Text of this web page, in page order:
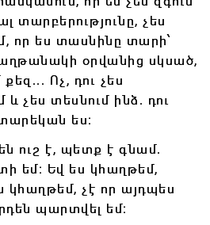
տարբերությունը, չես
որ ես տասնինը տարի՝
օրվանից սկսած,
Ոչ, դու չես
և չես տեսնում ինձ․ դու
ես։
ուշ է, պետք է գնամ․
եմ։ Եվ ես կհաղթեմ,
չէ որ այդպես
պարտվել եմ։